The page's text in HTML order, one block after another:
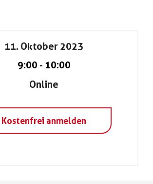
11. Oktober 2023
9:00 - 10:00
Online
Kostenfrei anmelden